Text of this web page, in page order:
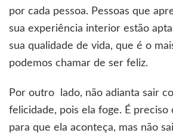
por cada pessoa. Pessoas que
sua experiência interior estão
sua qualidade de vida, que é o
podemos chamar de ser feliz.
Por outro lado, não adianta sair
felicidade, pois ela foge. É preciso
para que ela aconteça, mas não